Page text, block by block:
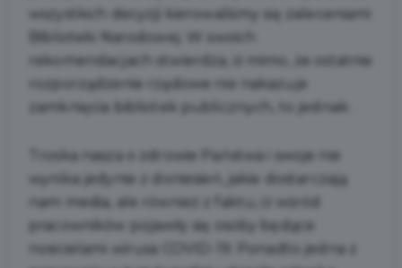
wszystkich decyzji kierowaliśmy się zaleceniami
Biblioteki Narodowej. W swoich
rekomendacjach stwierdza, iż mimo, że ostatnie
rozporządzenie rządowe nie nakazuje
zamknięcia bibliotek publicznych, to jednak:
Troska nasza o zdrowie Państwa i swoje nie
wynika jedynie z doniesień, jakie dostarczają
nam media, ale również z faktu, iż wśród
pracowników pojawiły się osoby będące
nosicielami wirusa COVID-19. Ponadto jedna z